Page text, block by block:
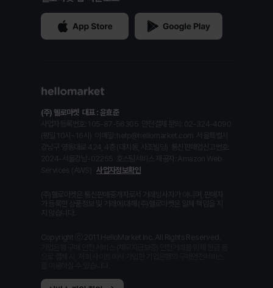
(주) 헬로마켓 대표 : 윤효준
사업자정보확인